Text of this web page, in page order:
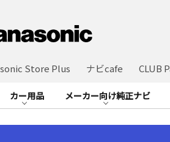
Store Plus ナビcafe CLUB
カー用品 メーカー向け純正ナビ